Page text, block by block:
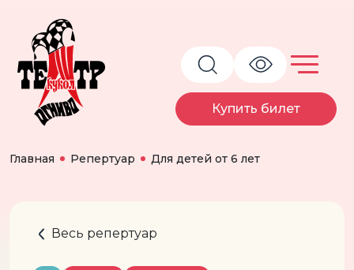
Купить билет
Главная Репертуар Для детей от 6 лет
Весь репертуар